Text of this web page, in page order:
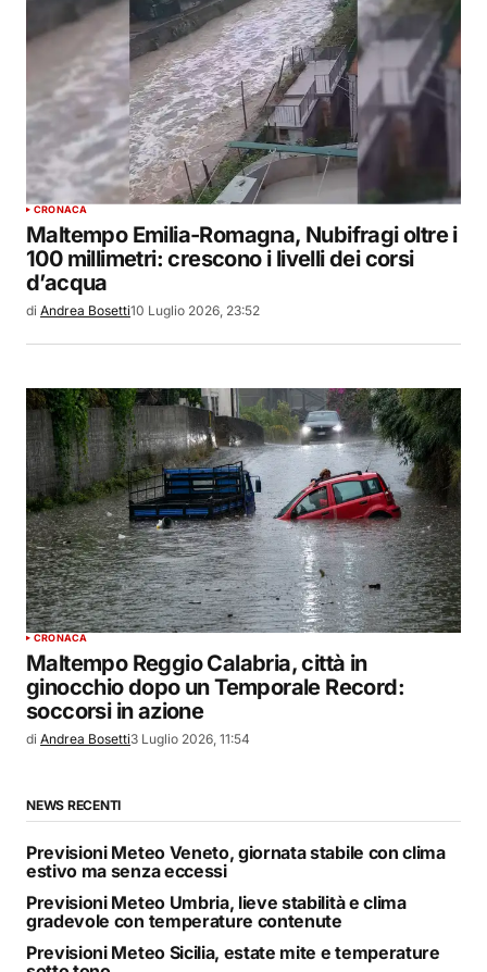
CRONACA
Maltempo Emilia-Romagna, Nubifragi oltre i
100 millimetri: crescono i livelli dei corsi
d’acqua
di Andrea Bosetti10 Luglio 2026, 23:52
CRONACA
Maltempo Reggio Calabria, città in
ginocchio dopo un Temporale Record:
soccorsi in azione
di Andrea Bosetti3 Luglio 2026, 11:54
NEWS RECENTI
Previsioni Meteo Veneto, giornata stabile con clima
estivo ma senza eccessi
Previsioni Meteo Umbria, lieve stabilità e clima
gradevole con temperature contenute
Previsioni Meteo Sicilia, estate mite e temperature